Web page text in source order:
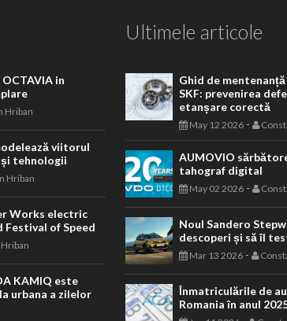
in
Hriban
viitorul
tehnologii
Hriban
Works electric
of Speed
KAMIQ este
urbana a zilelor
Ultimele articole
Ghid de
SKF: prevenirea
etanșare corectă
May 12 2026 -
AUMOVIO
tahograf digital
May 02 2026 -
Noul Sandero
descoperi și să îl
Mar 13 2026 -
Înmatriculările de
Romania în anul